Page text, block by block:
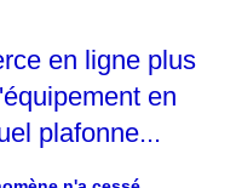
en ligne plus
en
plafonne...